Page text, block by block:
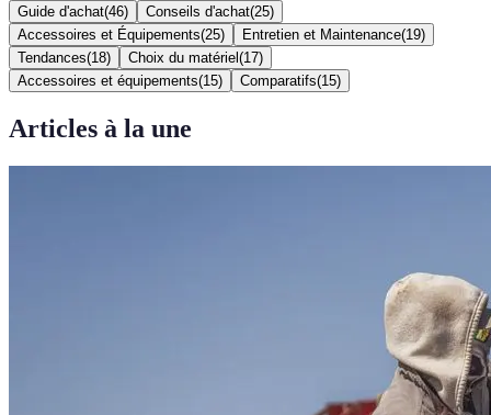
Guide d'achat(46) Conseils d'achat(25)
Accessoires et Équipements(25) Entretien et Maintenance(19)
Tendances(18) Choix du matériel (17)
Accessoires et équipements(15) Comparatifs(15)
Articles à la une